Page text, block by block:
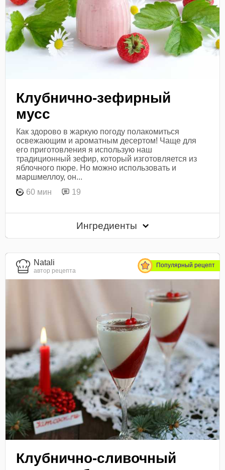
Клубнично-зефирный
мусс
Как здорово в жаркую погоду полакомиться
освежающим и ароматным десертом! Чаще для
его приготовления я использую наш
традиционный зефир, который изготовляется из
яблочного пюре. Но можно использовать и
маршмеллоу, он...
60 мин
19
Ингредиенты
Natali
автор рецепта
Популярный рецепт
Клубнично-сливочный